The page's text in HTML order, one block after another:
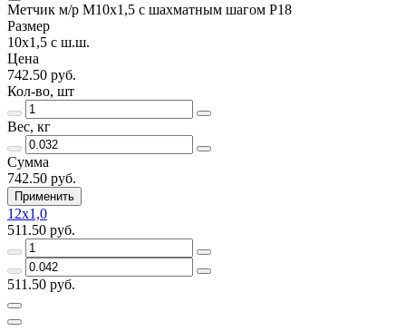
Метчик м/р М10х1,5 с шахматным шагом Р18
Размер
10х1,5 с ш.ш.
Цена
742.50 руб.
Кол-во, шт
Вес, кг
Сумма
742.50 руб.
Применить
12х1,0
511.50 руб.
511.50 руб.